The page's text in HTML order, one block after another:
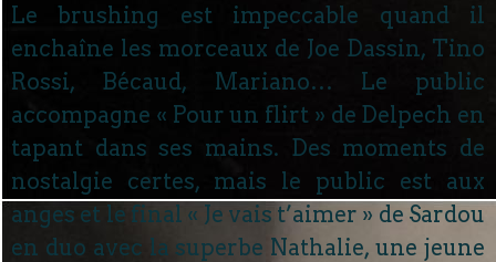
Le brushing est impeccable quand il
enchaîne les morceaux de Joe Dassin, Tino
Rossi, Bécaud, Mariano… Le public
accompagne « Pour un flirt » de Delpech en
tapant dans ses mains. Des moments de
nostalgie certes, mais le public est aux
anges et le final « Je vais t’aimer » de Sardou
en duo avec la superbe Nathalie, une jeune